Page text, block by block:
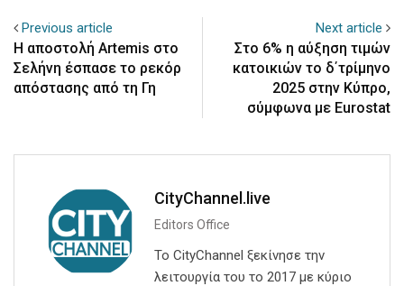
Previous article
Η αποστολή Artemis στο
Σελήνη έσπασε το ρεκόρ
απόστασης από τη Γη
Next article
Στο 6% η αύξηση τιμών
κατοικιών το δ΄τρίμηνο
2025 στην Κύπρο,
σύμφωνα με Eurostat
CityChannel.live
Editors Office
Το CityChannel ξεκίνησε την
λειτουργία του το 2017 με κύριο